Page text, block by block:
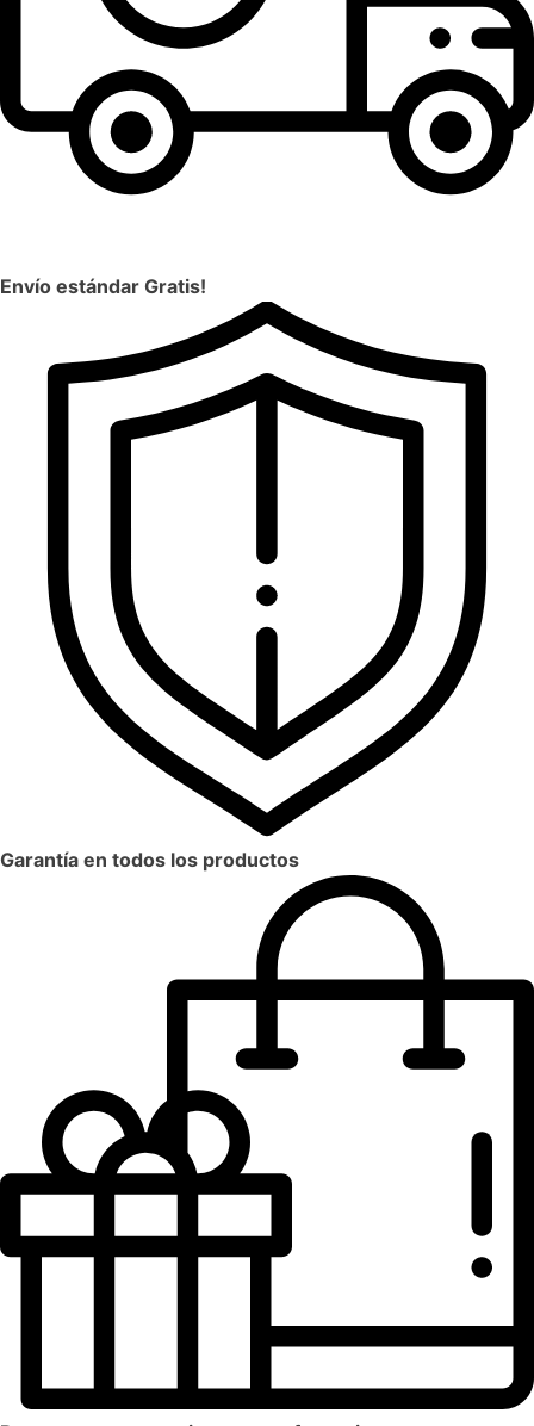
Envío estándar Gratis!
Garantía en todos los productos